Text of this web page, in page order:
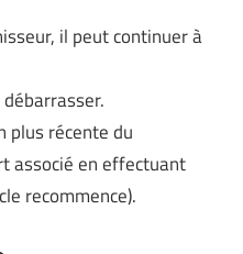
il peut continuer à
plus récente du
associé en effectuant
recommence).